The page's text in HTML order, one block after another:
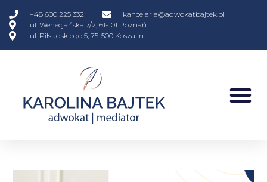
+48 600 225 332
kancelaria@adwokatbajtek.pl
ul. Wenecjańska 7/2, 61-101 Poznań
ul. Piłsudskiego 5, 75-500 Koszalin